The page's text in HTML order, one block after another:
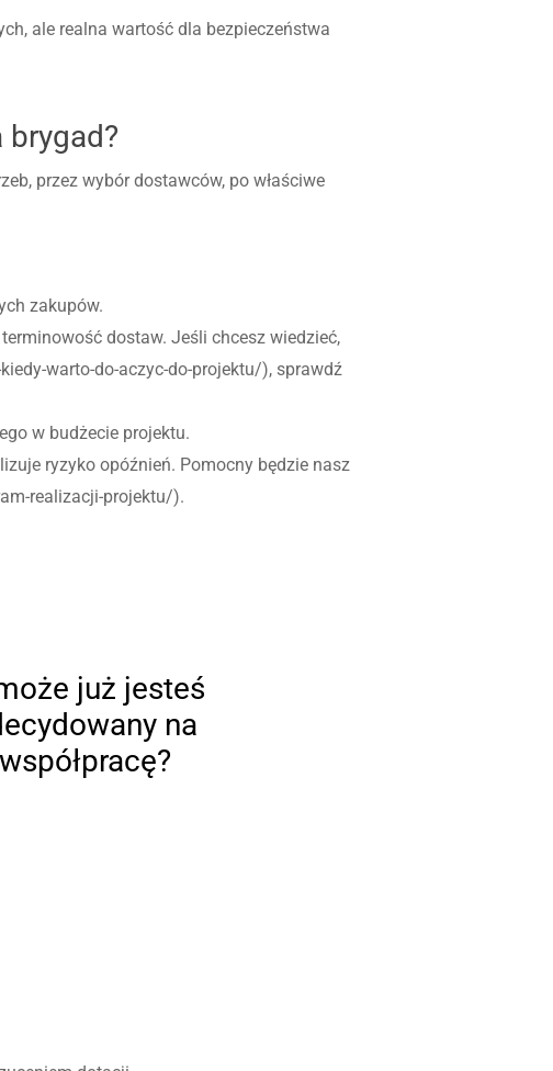
ale realna wartość dla bezpieczeństwa
brygad?
przez wybór dostawców, po właściwe
zakupów.
dostaw. Jeśli chcesz wiedzieć,
warto-do-aczyc-do-projektu/), sprawdź
w budżecie projektu.
ryzyko opóźnień. Pomocny będzie nasz
realizacji-projektu/).
już jesteś
na
współpracę?